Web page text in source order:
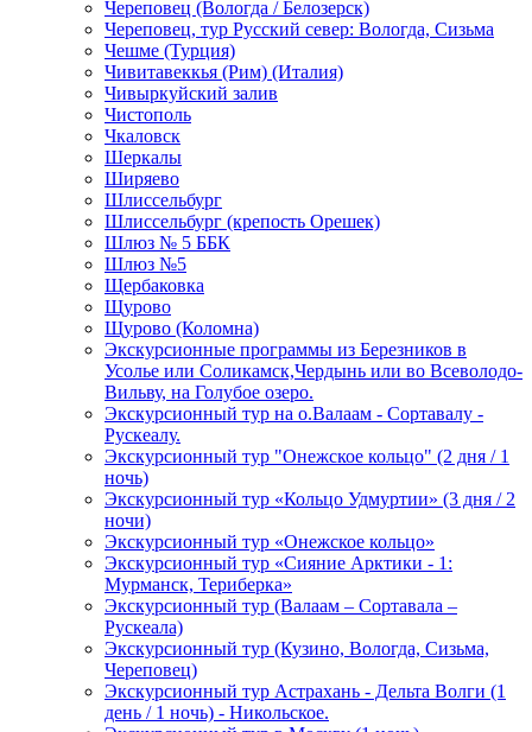
Череповец (Вологда / Белозерск)
Череповец, тур Русский север: Вологда, Сизьма
Чешме (Турция)
Чивитавеккья (Рим) (Италия)
Чивыркуйский залив
Чистополь
Чкаловск
Шеркалы
Ширяево
Шлиссельбург
Шлиссельбург (крепость Орешек)
Шлюз № 5 ББК
Шлюз №5
Щербаковка
Щурово
Щурово (Коломна)
Экскурсионные программы из Березников в
Усолье или Соликамск,Чердынь или во Всеволодо-
Вильву, на Голубое озеро.
Экскурсионный тур на о.Валаам - Сортавалу -
Рускеалу.
Экскурсионный тур "Онежское кольцо" (2 дня / 1
ночь)
Экскурсионный тур «Кольцо Удмуртии» (3 дня / 2
ночи)
Экскурсионный тур «Онежское кольцо»
Экскурсионный тур «Сияние Арктики - 1:
Мурманск, Териберка»
Экскурсионный тур (Валаам – Сортавала –
Рускеала)
Экскурсионный тур (Кузино, Вологда, Сизьма,
Череповец)
Экскурсионный тур Астрахань - Дельта Волги (1
день / 1 ночь) - Никольское.